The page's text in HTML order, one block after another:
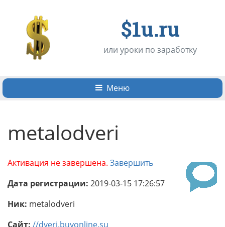
$1u.ru
или уроки по заработку
Меню
metalodveri
Активация не завершена. Завершить
Дата регистрации: 2019-03-15 17:26:57
Ник: metalodveri
Сайт: //dveri.buyonline.su